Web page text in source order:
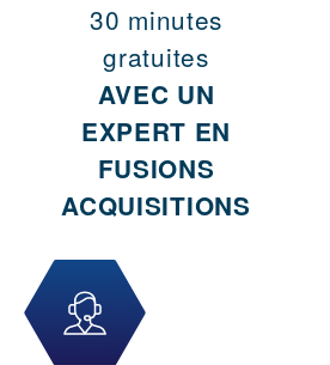
30 minutes
gratuites
AVEC UN
EXPERT EN
FUSIONS
ACQUISITIONS